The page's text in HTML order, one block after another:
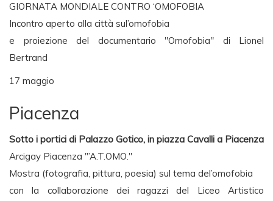
GIORNATA MONDIALE CONTRO ‘OMOFOBIA
Incontro aperto alla città sul’omofobia
e proiezione del documentario "Omofobia" di Lionel
Bertrand
17 maggio
Piacenza
Sotto i portici di Palazzo Gotico, in piazza Cavalli a Piacenza
Arcigay Piacenza "’A.T.OMO."
Mostra (fotografia, pittura, poesia) sul tema del’omofobia
con la collaborazione dei ragazzi del Liceo Artistico